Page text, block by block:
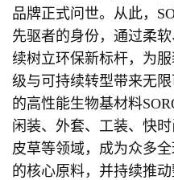
品牌正式问世。从此，
先驱者的身份，通过柔
续树立环保新标杆，为
级与可持续转型带来无
的高性能生物基材料
闲装、外套、工装、快
皮草等领域，成为众多
的核心原料，并持续推动